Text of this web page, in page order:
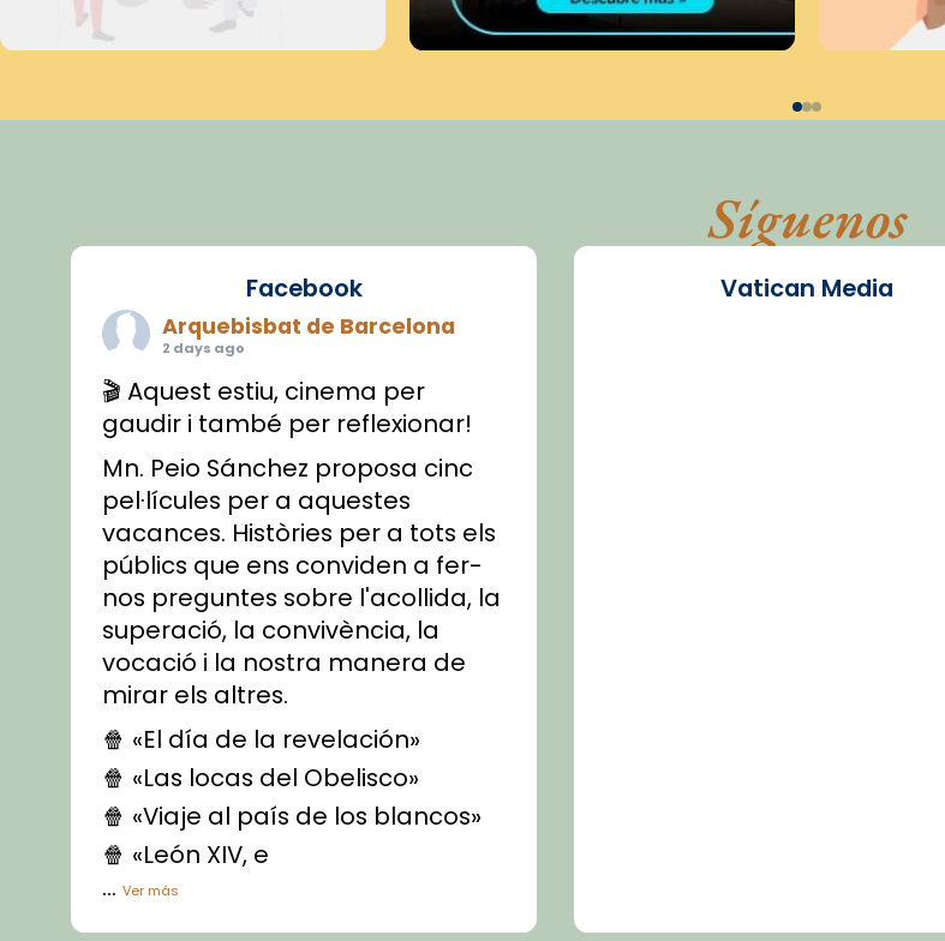
Síguenos
Facebook
Arquebisbat de Barcelona
2 days ago
🎬 Aquest estiu, cinema per
gaudir i també per reflexionar!
Mn. Peio Sánchez proposa cinc
pel·lícules per a aquestes
vacances. Històries per a tots els
públics que ens conviden a fer-
nos preguntes sobre l'acollida, la
superació, la convivència, la
vocació i la nostra manera de
mirar els altres.
🍿 «El día de la revelación»
🍿 «Las locas del Obelisco»
🍿 «Viaje al país de los blancos»
🍿 «León XIV, e
...Ver más
Vídeo
Vatican Media